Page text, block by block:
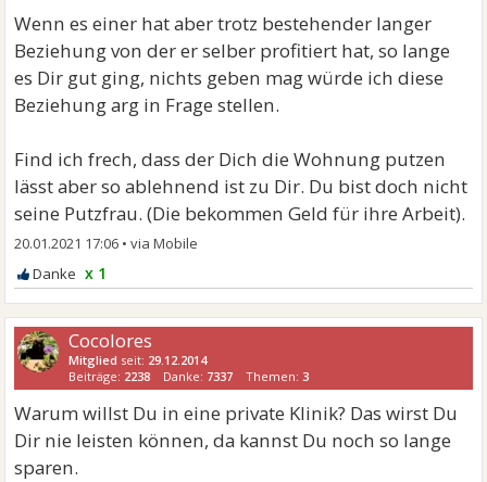
Wenn es einer hat aber trotz bestehender langer
Beziehung von der er selber profitiert hat, so lange
es Dir gut ging, nichts geben mag würde ich diese
Beziehung arg in Frage stellen.
Find ich frech, dass der Dich die Wohnung putzen
lässt aber so ablehnend ist zu Dir. Du bist doch nicht
seine Putzfrau. (Die bekommen Geld für ihre Arbeit).
20.01.2021 17:06 •
x 1
Cocolores
Mitglied seit: 29.12.2014
Beiträge: 2238 Danke: 7337 Themen:3
Warum willst Du in eine private Klinik? Das wirst Du
Dir nie leisten können, da kannst Du noch so lange
sparen.